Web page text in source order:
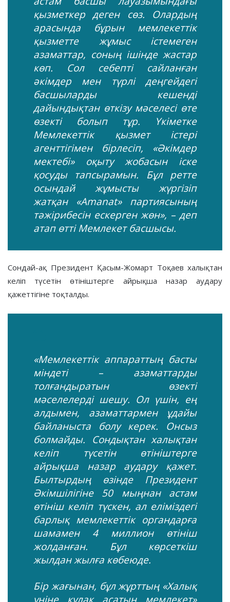
қызметкер деген сөз. Олардың
арасында бұрын мемлекеттік
қызметте жұмыс істемеген
азаматтар, соның ішінде жастар
көп. Сол себепті сайланған
әкімдер мен түрлі деңгейдегі
басшыларды кешенді
дайындықтан өткізу мәселесі өте
өзекті болып тұр. Үкіметке
Мемлекеттік қызмет істері
агенттігімен бірлесіп, «Әкімдер
мектебі» оқыту жобасын іске
қосуды тапсырамын. Бұл ретте
осындай жұмысты жүргізіп
жатқан «Аmanat» партиясының
тәжірибесін ескерген жөн», – деп
атап өтті Мемлекет басшысы.
Сондай-ақ Президент Қасым-Жомарт Тоқаев халықтан
келіп түсетін өтініштерге айрықша назар аудару
қажеттігіне тоқталды.
«Мемлекеттік аппараттың басты
міндеті – азаматтарды
толғандыратын өзекті
мәселелерді шешу. Ол үшін, ең
алдымен, азаматтармен ұдайы
байланыста болу керек. Онсыз
болмайды. Сондықтан халықтан
келіп түсетін өтініштерге
айрықша назар аудару қажет.
Былтырдың өзінде Президент
Әкімшілігіне 50 мыңнан астам
өтініш келіп түскен, ал еліміздегі
барлық мемлекеттік органдарға
шамамен 4 миллион өтініш
жолданған. Бұл көрсеткіш
жылдан жылға көбеюде.
Бір жағынан, бұл жұрттың «Халық